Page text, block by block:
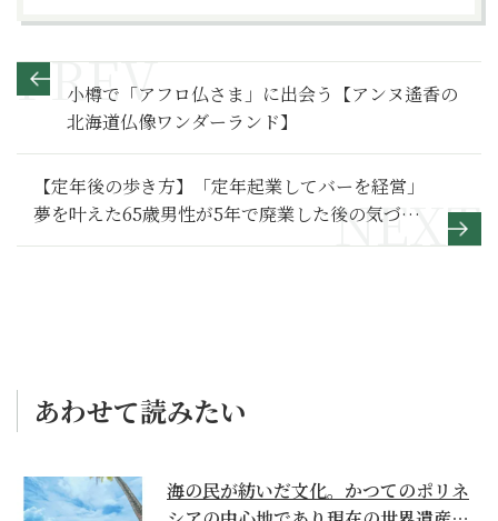
小樽で「アフロ仏さま」に出会う【アンヌ遙香の
北海道仏像ワンダーランド】
【定年後の歩き方】「定年起業してバーを経営」
夢を叶えた65歳男性が5年で廃業した後の気づき
～その２～
あわせて読みたい
海の民が紡いだ文化。かつてのポリネ